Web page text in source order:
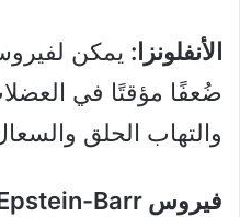
الأنفلونزا: يمكن
ضُعفًا مؤقتًا في
والتهاب الحلق
فيروس Epstein-Barr: